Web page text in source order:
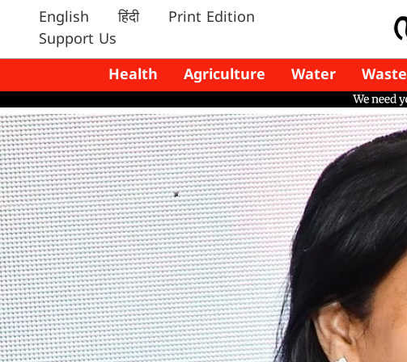
English हिंदी
Print Edition
Support Us
Health
Agriculture Water Waste